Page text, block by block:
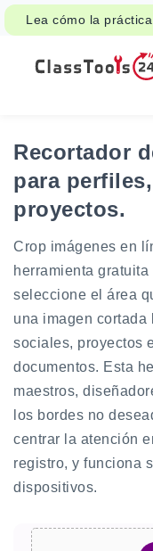
Lea cómo la
apoyar la atención,
aprendizaje.
Recortador
para
proyectos.
Crop imágenes en
herramienta
seleccione el área
una imagen
sociales, proyectos
documentos. Esta
maestros,
los bordes no
centrar la atención
registro, y funciona
dispositivos.